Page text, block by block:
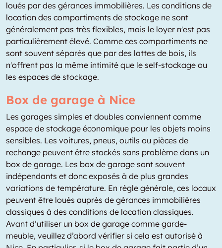
loués par des gérances immobilières. Les conditions de
location des compartiments de stockage ne sont
généralement pas très flexibles, mais le loyer n'est pas
particulièrement élevé. Comme ces compartiments ne
sont souvent séparés que par des lattes de bois, ils
n'offrent pas la même intimité que le self-stockage ou
les espaces de stockage.
Box de garage à Nice
Les garages simples et doubles conviennent comme
espace de stockage économique pour les objets moins
sensibles. Les voitures, pneus, outils ou pièces de
rechange peuvent être stockés sans problème dans un
box de garage. Les box de garage sont souvent
indépendants et donc exposés à de plus grandes
variations de température. En règle générale, ces locaux
peuvent être loués auprès de gérances immobilières
classiques à des conditions de location classiques.
Avant d’utiliser un box de garage comme garde-
meuble, veuillez d’abord vérifier si cela est autorisé à